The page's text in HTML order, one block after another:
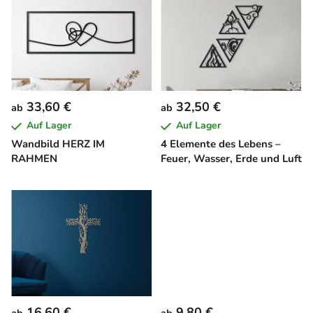
d
e
r
P
r
d
e
Wandbild HERZ IM
RAHMEN
ab 33,60 €
Auf Lager
4 Elemente des Lebens –
Feuer, Wasser, Erde und Luft
ab 32,50 €
Auf Lager